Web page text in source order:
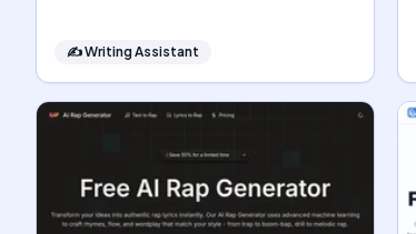
✍️Writing Assistant